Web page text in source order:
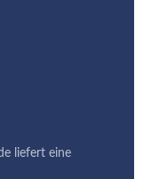
liefert eine